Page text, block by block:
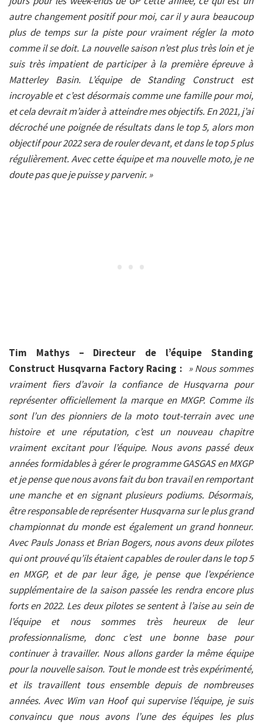
autre changement positif pour moi, car il y aura beaucoup
plus de temps sur la piste pour vraiment régler la moto
comme il se doit. La nouvelle saison n’est plus très loin et je
suis très impatient de participer à la première épreuve à
Matterley Basin. L’équipe de Standing Construct est
incroyable et c’est désormais comme une famille pour moi,
et cela devrait m’aider à atteindre mes objectifs. En 2021, j’ai
décroché une poignée de résultats dans le top 5, alors mon
objectif pour 2022 sera de rouler devant, et dans le top 5 plus
régulièrement. Avec cette équipe et ma nouvelle moto, je ne
doute pas que je puisse y parvenir. »
Tim Mathys – Directeur de l’équipe Standing
Construct Husqvarna Factory Racing : » Nous sommes
vraiment fiers d’avoir la confiance de Husqvarna pour
représenter officiellement la marque en MXGP. Comme ils
sont l’un des pionniers de la moto tout-terrain avec une
histoire et une réputation, c’est un nouveau chapitre
vraiment excitant pour l’équipe. Nous avons passé deux
années formidables à gérer le programme GASGAS en MXGP
et je pense que nous avons fait du bon travail en remportant
une manche et en signant plusieurs podiums. Désormais,
être responsable de représenter Husqvarna sur le plus grand
championnat du monde est également un grand honneur.
Avec Pauls Jonass et Brian Bogers, nous avons deux pilotes
qui ont prouvé qu’ils étaient capables de rouler dans le top 5
en MXGP, et de par leur âge, je pense que l’expérience
supplémentaire de la saison passée les rendra encore plus
forts en 2022. Les deux pilotes se sentent à l’aise au sein de
l’équipe et nous sommes très heureux de leur
professionnalisme, donc c’est une bonne base pour
continuer à travailler. Nous allons garder la même équipe
pour la nouvelle saison. Tout le monde est très expérimenté,
et ils travaillent tous ensemble depuis de nombreuses
années. Avec Wim van Hoof qui supervise l’équipe, je suis
convaincu que nous avons l’une des équipes les plus